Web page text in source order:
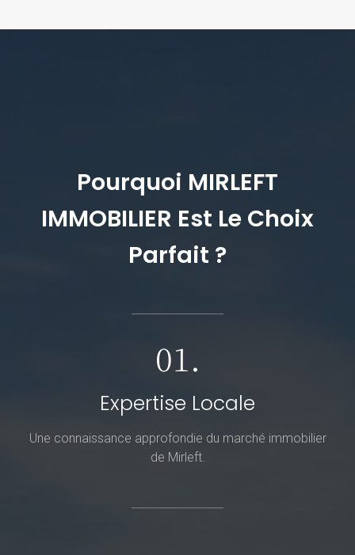
Pourquoi MIRLEFT
IMMOBILIER Est Le Choix
Parfait ?
01.
Expertise Locale
Une connaissance approfondie du marché immobilier
de Mirleft.